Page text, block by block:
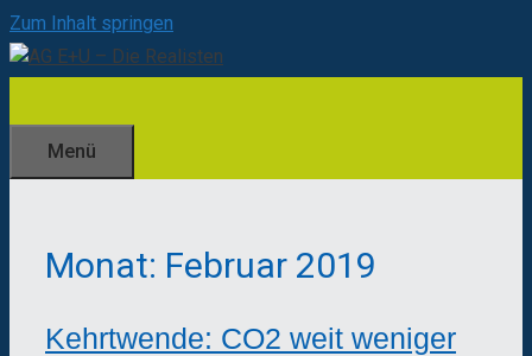
Zum Inhalt springen
Menü
Monat: Februar 2019
Kehrtwende: CO2 weit weniger